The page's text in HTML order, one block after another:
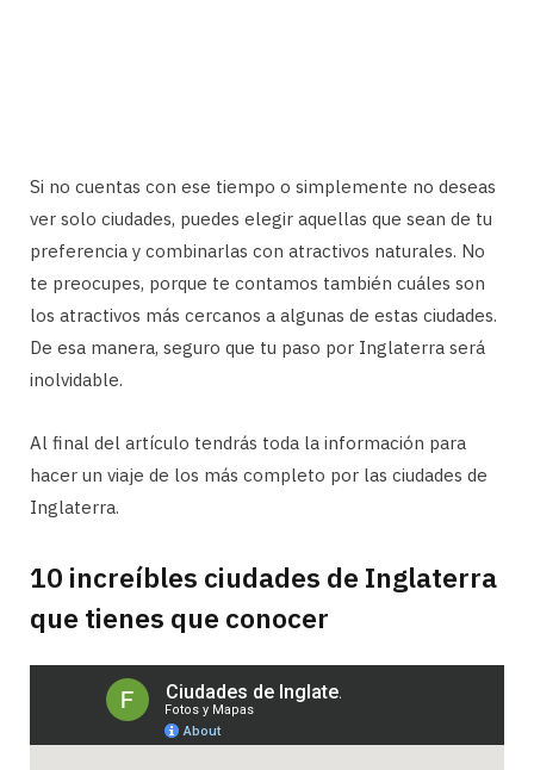
Si no cuentas con ese tiempo o simplemente no deseas
ver solo ciudades, puedes elegir aquellas que sean de tu
preferencia y combinarlas con atractivos naturales. No
te preocupes, porque te contamos también cuáles son
los atractivos más cercanos a algunas de estas ciudades.
De esa manera, seguro que tu paso por Inglaterra será
inolvidable.
Al final del artículo tendrás toda la información para
hacer un viaje de los más completo por las ciudades de
Inglaterra.
10 increíbles ciudades de Inglaterra
que tienes que conocer